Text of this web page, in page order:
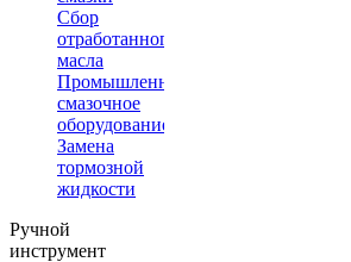
Сбор
отработанного
масла
Промышленное
смазочное
оборудование
Замена
тормозной
жидкости
Ручной
инструмент